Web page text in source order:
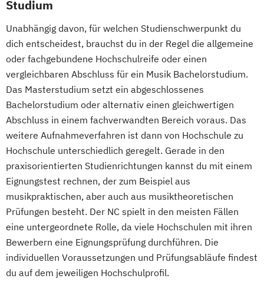
Studium
Unabhängig davon, für welchen Studienschwerpunkt du
dich entscheidest, brauchst du in der Regel die allgemeine
oder fachgebundene Hochschulreife oder einen
vergleichbaren Abschluss für ein Musik Bachelorstudium.
Das Masterstudium setzt ein abgeschlossenes
Bachelorstudium oder alternativ einen gleichwertigen
Abschluss in einem fachverwandten Bereich voraus. Das
weitere Aufnahmeverfahren ist dann von Hochschule zu
Hochschule unterschiedlich geregelt. Gerade in den
praxisorientierten Studienrichtungen kannst du mit einem
Eignungstest rechnen, der zum Beispiel aus
musikpraktischen, aber auch aus musiktheoretischen
Prüfungen besteht. Der NC spielt in den meisten Fällen
eine untergeordnete Rolle, da viele Hochschulen mit ihren
Bewerbern eine Eignungsprüfung durchführen. Die
individuellen Voraussetzungen und Prüfungsabläufe findest
du auf dem jeweiligen Hochschulprofil.